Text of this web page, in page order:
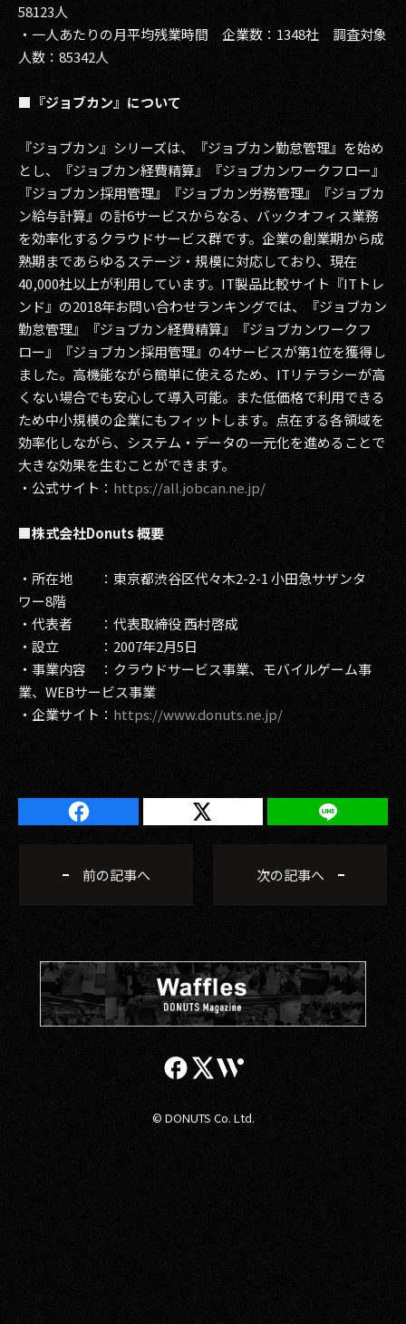
58123人
・一人あたりの月平均残業時間 企業数：1348社 調査対象
人数：85342人
■『ジョブカン』について
『ジョブカン』シリーズは、『ジョブカン勤怠管理』を始め
とし、『ジョブカン経費精算』『ジョブカンワークフロー』
『ジョブカン採用管理』『ジョブカン労務管理』『ジョブカ
ン給与計算』の計6サービスからなる、バックオフィス業務
を効率化するクラウドサービス群です。企業の創業期から成
熟期まであらゆるステージ・規模に対応しており、現在
40,000社以上が利用しています。IT製品比較サイト『ITトレ
ンド』の2018年お問い合わせランキングでは、『ジョブカン
勤怠管理』『ジョブカン経費精算』『ジョブカンワークフ
ロー』『ジョブカン採用管理』の4サービスが第1位を獲得し
ました。高機能ながら簡単に使えるため、ITリテラシーが高
くない場合でも安心して導入可能。また低価格で利用できる
ため中小規模の企業にもフィットします。点在する各領域を
効率化しながら、システム・データの一元化を進めることで
大きな効果を生むことができます。
・公式サイト： https://all.jobcan.ne.jp/
■株式会社Donuts 概要
・所在地 ：東京都渋谷区代々木2-2-1 小田急サザンタ
ワー8階
・代表者 ：代表取締役 西村啓成
・設立 ：2007年2月5日
・事業内容 ：クラウドサービス事業、モバイルゲーム事
業、WEBサービス事業
・企業サイト： https://www.donuts.ne.jp/
前の記事へ 次の記事へ
© DONUTS Co. Ltd.